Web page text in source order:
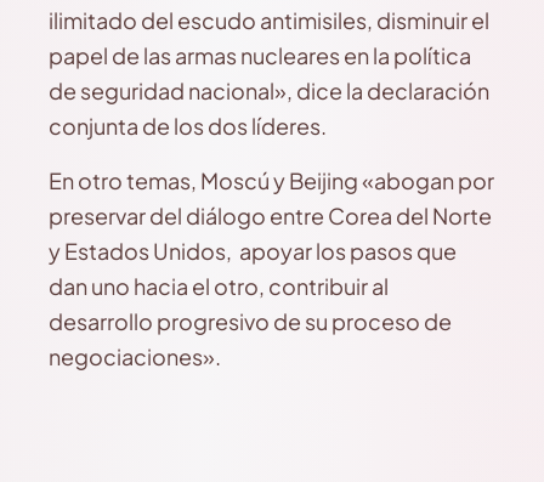
ilimitado del escudo antimisiles, disminuir el
papel de las armas nucleares en la política
de seguridad nacional», dice la declaración
conjunta de los dos líderes.
En otro temas, Moscú y Beijing «abogan por
preservar del diálogo entre Corea del Norte
y Estados Unidos, apoyar los pasos que
dan uno hacia el otro, contribuir al
desarrollo progresivo de su proceso de
negociaciones».